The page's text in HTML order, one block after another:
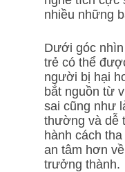
nhiều những
Dưới góc
trẻ có thể
người bị hại
bắt nguồn từ
sai cũng như
thường và dễ
hành cách
an tâm hơn
trưởng thành.